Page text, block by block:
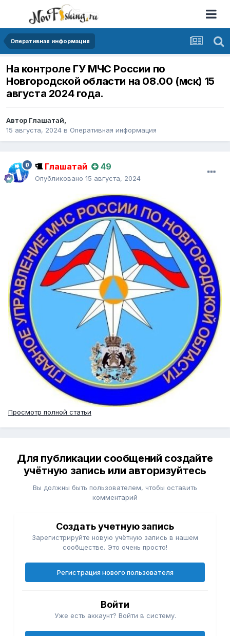
Оперативная информация
На контроле ГУ МЧС России по
Новгородской области на 08.00 (мск) 15
августа 2024 года.
Автор Глашатай,
15 августа, 2024 в Оперативная информация
Глашатай 49
Опубликовано 15 августа, 2024
Просмотр полной статьи
Для публикации сообщений создайте
учётную запись или авторизуйтесь
Вы должны быть пользователем, чтобы оставить
комментарий
Создать учетную запись
Зарегистрируйте новую учётную запись в нашем
сообществе. Это очень просто!
Регистрация нового пользователя
Войти
Уже есть аккаунт? Войти в систему.